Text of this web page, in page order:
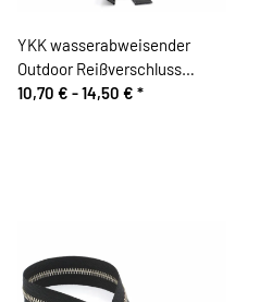
YKK wasserabweisender
Outdoor Reißverschluss
Kunststoffzahn, schwarz matt
10,70 € -14,50 € *